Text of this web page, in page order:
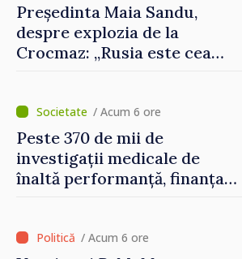
Președinta Maia Sandu,
despre explozia de la
Crocmaz: „Rusia este cea
poartă întreaga vină pentru
pericolul adus la casele
oamenilor noștri”
/ Acum 6 ore
Peste 370 de mii de
investigații medicale de
înaltă performanță, finanțate
/ Acum 6 ore